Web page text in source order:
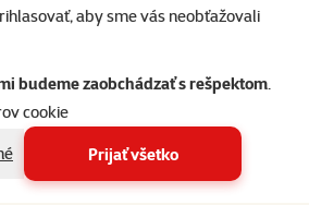
aby sme vás neobťažovali
budeme zaobchádzať s rešpektom.
cookie
Prijať všetko
v plaste
€
do košíka